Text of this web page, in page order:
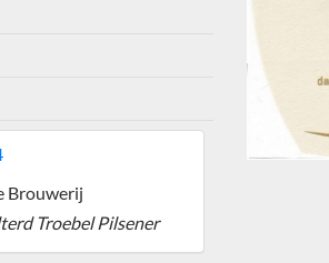
Brouwerij
Troebel Pilsener